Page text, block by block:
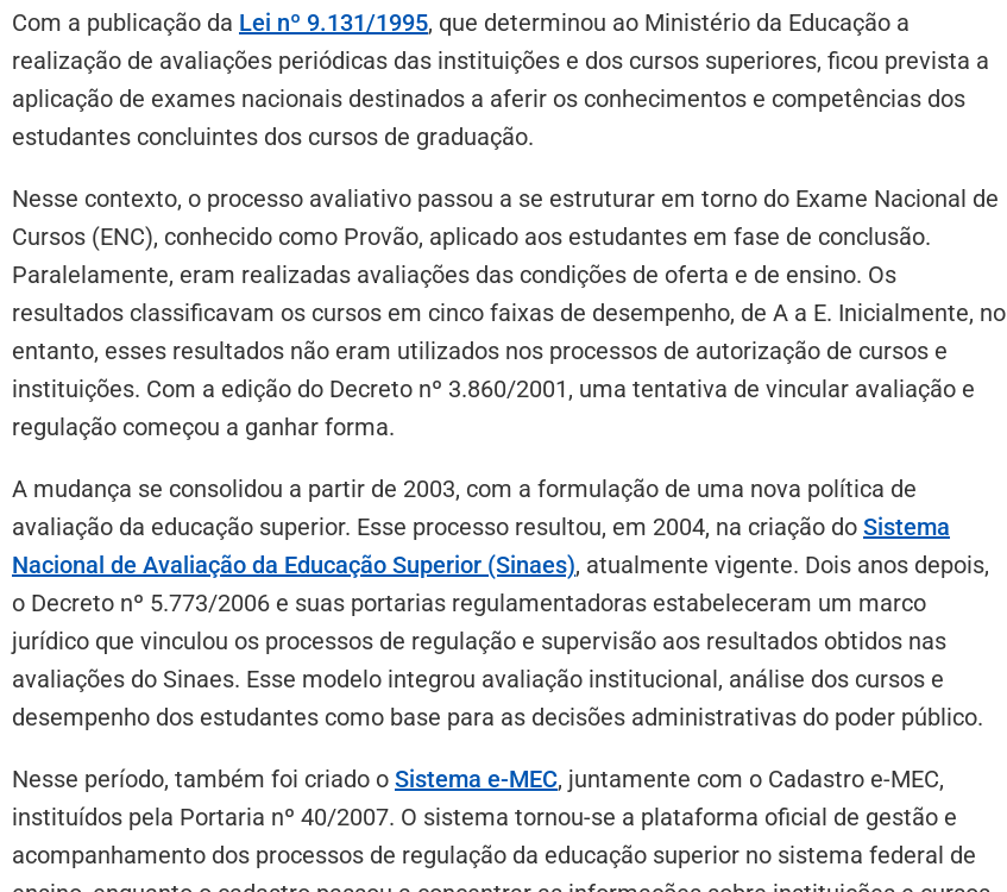
Com a publicação da Lei nº 9.131/1995, que determinou ao Ministério da Educação a
realização de avaliações periódicas das instituições e dos cursos superiores, ficou prevista a
aplicação de exames nacionais destinados a aferir os conhecimentos e competências dos
estudantes concluintes dos cursos de graduação.
Nesse contexto, o processo avaliativo passou a se estruturar em torno do Exame Nacional de
Cursos (ENC), conhecido como Provão, aplicado aos estudantes em fase de conclusão.
Paralelamente, eram realizadas avaliações das condições de oferta e de ensino. Os
resultados classificavam os cursos em cinco faixas de desempenho, de A a E. Inicialmente, no
entanto, esses resultados não eram utilizados nos processos de autorização de cursos e
instituições. Com a edição do Decreto nº 3.860/2001, uma tentativa de vincular avaliação e
regulação começou a ganhar forma.
A mudança se consolidou a partir de 2003, com a formulação de uma nova política de
avaliação da educação superior. Esse processo resultou, em 2004, na criação do Sistema
Nacional de Avaliação da Educação Superior (Sinaes), atualmente vigente. Dois anos depois,
o Decreto nº 5.773/2006 e suas portarias regulamentadoras estabeleceram um marco
jurídico que vinculou os processos de regulação e supervisão aos resultados obtidos nas
avaliações do Sinaes. Esse modelo integrou avaliação institucional, análise dos cursos e
desempenho dos estudantes como base para as decisões administrativas do poder público.
Nesse período, também foi criado o Sistema e-MEC, juntamente com o Cadastro e-MEC,
instituídos pela Portaria nº 40/2007. O sistema tornou-se a plataforma oficial de gestão e
acompanhamento dos processos de regulação da educação superior no sistema federal de